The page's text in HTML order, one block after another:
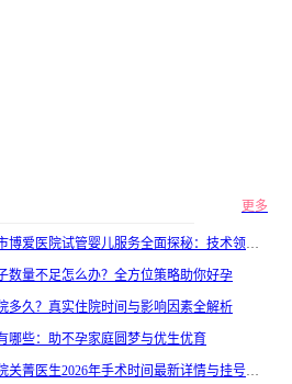
更多
院试管婴儿服务全面探秘：技术领先与患者高满意度
数量不足怎么办？全方位策略助你好孕
多久？真实住院时间与影响因素全解析
哪些：助不孕家庭圆梦与优生优育
医生2026年手术时间最新详情与挂号技巧分享